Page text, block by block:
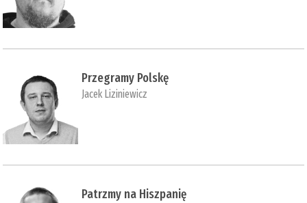
Przegramy Polskę
Jacek Liziniewicz
Patrzmy na Hiszpanię